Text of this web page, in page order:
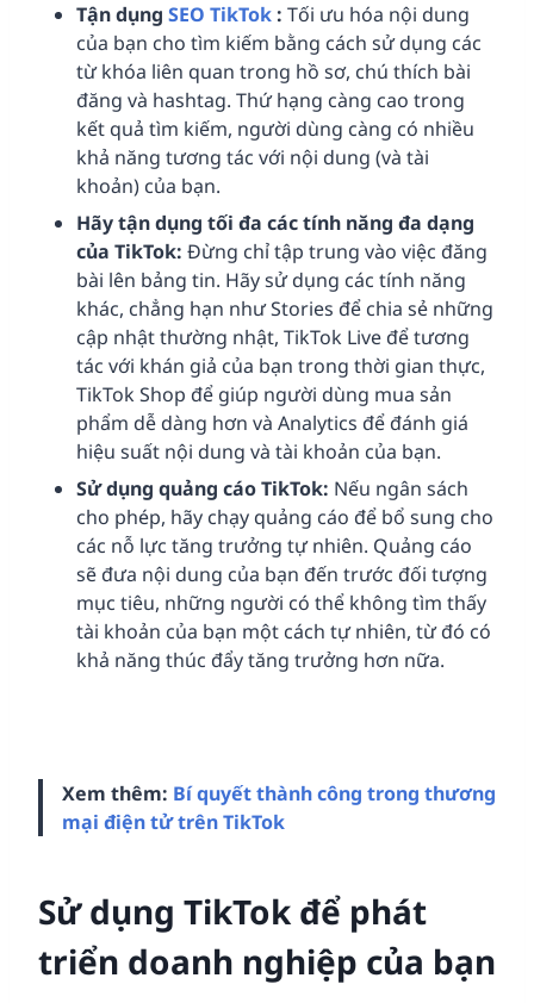
Tận dụng SEO TikTok : Tối ưu hóa nội dung
của bạn cho tìm kiếm bằng cách sử dụng các
từ khóa liên quan trong hồ sơ, chú thích bài
đăng và hashtag. Thứ hạng càng cao trong
kết quả tìm kiếm, người dùng càng có nhiều
khả năng tương tác với nội dung (và tài
khoản) của bạn.
Hãy tận dụng tối đa các tính năng đa dạng
của TikTok: Đừng chỉ tập trung vào việc đăng
bài lên bảng tin. Hãy sử dụng các tính năng
khác, chẳng hạn như Stories để chia sẻ những
cập nhật thường nhật, TikTok Live để tương
tác với khán giả của bạn trong thời gian thực,
TikTok Shop để giúp người dùng mua sản
phẩm dễ dàng hơn và Analytics để đánh giá
hiệu suất nội dung và tài khoản của bạn.
Sử dụng quảng cáo TikTok: Nếu ngân sách
cho phép, hãy chạy quảng cáo để bổ sung cho
các nỗ lực tăng trưởng tự nhiên. Quảng cáo
sẽ đưa nội dung của bạn đến trước đối tượng
mục tiêu, những người có thể không tìm thấy
tài khoản của bạn một cách tự nhiên, từ đó có
khả năng thúc đẩy tăng trưởng hơn nữa.
Xem thêm: Bí quyết thành công trong thương
mại điện tử trên TikTok
Sử dụng TikTok để phát
triển doanh nghiệp của bạn